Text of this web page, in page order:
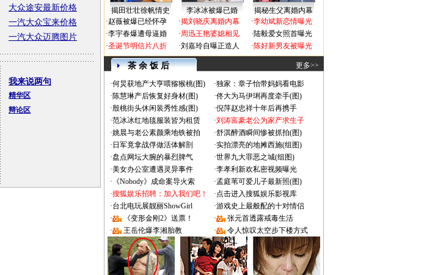
大众途安最新价格
一汽大众宝来价格
一汽大众迈腾图片
我来说两句
精华区
辩论区
揭田壮壮徐帆情史 李冰冰被爆已婚
揭秘生父离婚内幕
·赵薇被爆已经怀孕
·李宇春爆遭母逼婚
·圣诞节明信片八折
·揭刘晓庆离婚内幕
·周迅王艳婆媳相见
·刘嘉玲自曝正造人
·李幼斌新恋情曝光
·陆毅爱女照首曝光
·陈好新男友被曝光
茶 余 饭 后 更多>>
·何炅获地产大亨喂猕猴桃(图) ·独家：章子怡带妈妈看电影
·陈慧琳产后恢复好身材(图) ·佟大为马伊琍再度牵手(图)
·殷桃街头休闲装秀性感(图) ·倪萍赵忠祥十年后再携手
·范冰冰红地毯服装皆为租赁 ·刘涛富豪老公为家产求生子
·姚晨与老公素颜乘地铁被拍 ·舒淇醉酒瞬间惨被抓拍(图)
· 日军竟拿战俘做活体解剖 ·实拍漂亮的地摊西施(组图)
·盘点网坛大腕的暴烈脾气 ·世界九大罪恶之城(组图)
·美女办公室遭遇灵异事件 ·李孝利新欢私密视频曝光
· 《Nobody》成命案导火索 ·孟庭苇可爱儿子最新照(图)
·搜狐娱乐招聘：加入我们吧！ ·点击进入搜狐娱乐影视库
·台北电玩展靓丽ShowGirl ·游戏史上最般配的十对情侣
·
《变形金刚2》送票！ ·
张元首透露戒毒生活
·
王岳伦爆李湘胎教 · 令人惊叹太空步下楼方式